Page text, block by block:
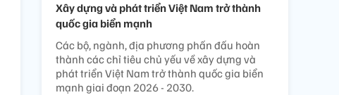
Xây dựng và phát triển Việt Nam trở thành
quốc gia biển mạnh
Các bộ, ngành, địa phương phấn đấu hoàn
thành các chỉ tiêu chủ yếu về xây dựng và
phát triển Việt Nam trở thành quốc gia biển
mạnh giai đoạn 2026 - 2030.